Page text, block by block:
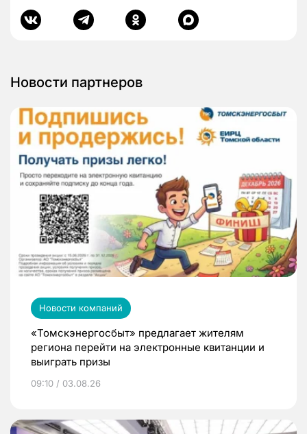
Новости партнеров
Новости компаний
«Томскэнергосбыт» предлагает жителям
региона перейти на электронные квитанции и
выиграть призы
09:10 / 03.08.26